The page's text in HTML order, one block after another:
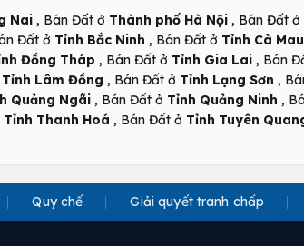
Nai , Bán Đất ở Thành phố Hà Nội , Bán Đất ở
Đất ở Tỉnh Bắc Ninh , Bán Đất ở Tỉnh Cà Mau
Đồng Tháp , Bán Đất ở Tỉnh Gia Lai , Bán
Tỉnh Lâm Đồng , Bán Đất ở Tỉnh Lạng Sơn ,
Quảng Ngãi , Bán Đất ở Tỉnh Quảng Ninh ,
Tỉnh Thanh Hoá , Bán Đất ở Tỉnh Tuyên
Quy chế Giải quyết tranh chấp